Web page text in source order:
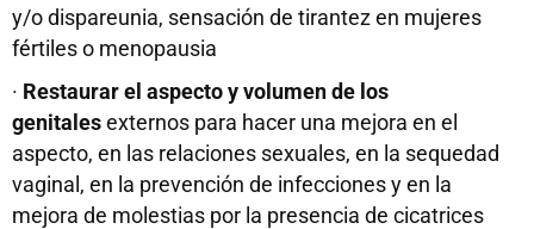
y/o dispareunia, sensación de tirantez en mujeres
fértiles o menopausia
· Restaurar el aspecto y volumen de los
genitalesexternos para hacer una mejora en el
aspecto, en las relaciones sexuales, en la sequedad
vaginal, en la prevención de infecciones y en la
mejora de molestias por la presencia de cicatrices